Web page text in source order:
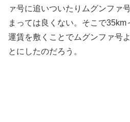
ァ号に追いついたりムグンファ
まっては良くない。そこで
運賃を敷くことでムグンファ号
とにしたのだろう。